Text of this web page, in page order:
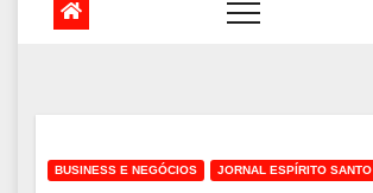
BUSINESS E NEGÓCIOS JORNAL ESPÍRITO SANTO